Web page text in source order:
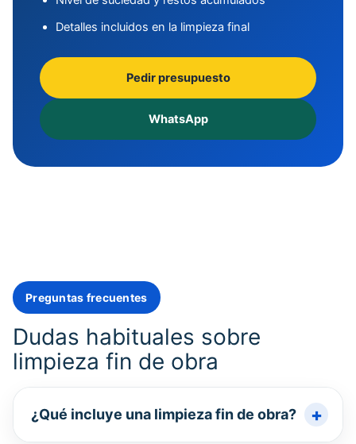
Detalles incluidos en la limpieza final
Pedir presupuesto
WhatsApp
Preguntas frecuentes
Dudas habituales sobre
limpieza fin de obra
¿Qué incluye una limpieza fin de obra?